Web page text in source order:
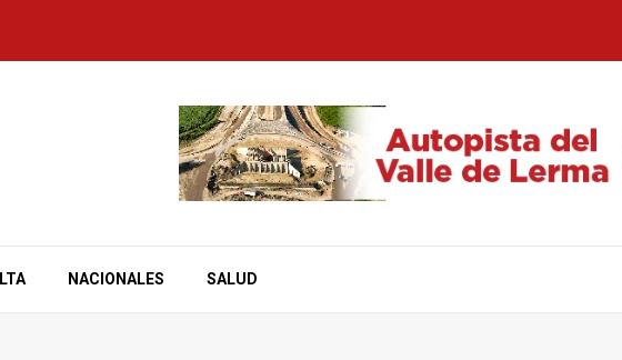
NACIONALES SALUD